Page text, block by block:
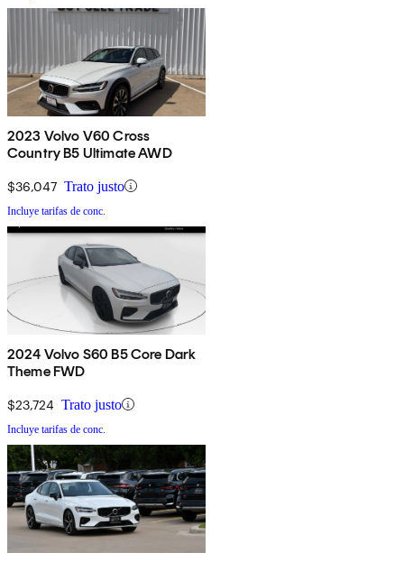
2023 Volvo V60 Cross
Country B5 Ultimate AWD
$36,047 Trato justo
Incluye tarifas de conc.
2024 Volvo S60 B5 Core Dark
Theme FWD
$23,724 Trato justo
Incluye tarifas de conc.